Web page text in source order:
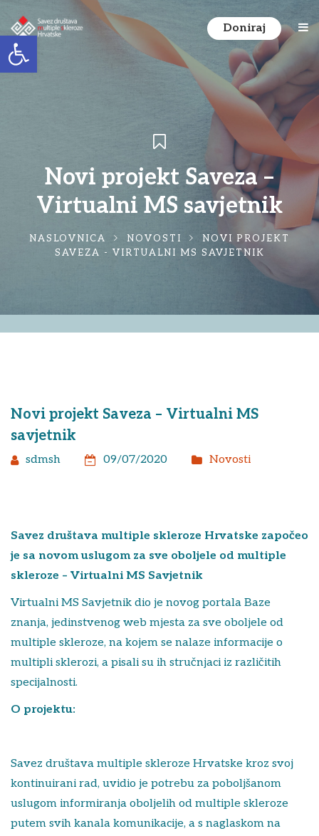
Open toolbar
Doniraj
Novi projekt Saveza –
Virtualni MS savjetnik
NASLOVNICA NOVOSTI
NOVI PROJEKT
SAVEZA - VIRTUALNI MS SAVJETNIK
Novi projekt Saveza – Virtualni MS
savjetnik
sdmsh 09/07/2020 Novosti
Savez društava multiple skleroze Hrvatske započeo
je sa novom uslugom za sve oboljele od multiple
skleroze – Virtualni MS Savjetnik
Virtualni MS Savjetnik dio je novog portala Baze
znanja, jedinstvenog web mjesta za sve oboljele od
multiple skleroze, na kojem se nalaze informacije o
multipli sklerozi, a pisali su ih stručnjaci iz različitih
specijalnosti.
O projektu:
Savez društava multiple skleroze Hrvatske kroz svoj
kontinuirani rad, uvidio je potrebu za poboljšanom
uslugom informiranja oboljelih od multiple skleroze
putem svih kanala komunikacije, a s naglaskom na